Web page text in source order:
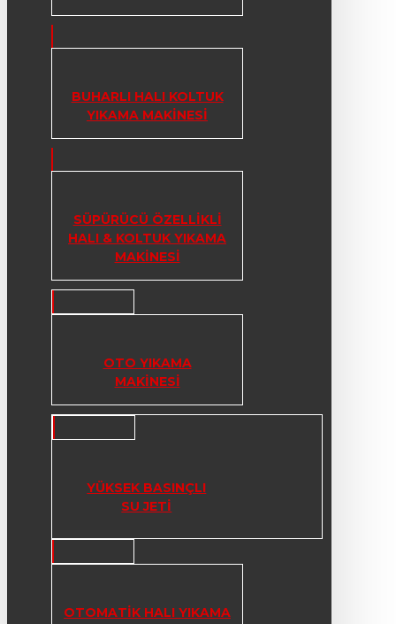
BUHARLI HALI KOLTUK
YIKAMA MAKINESI
SÜPÜRÜCÜ ÖZELLIKLI
HALI & KOLTUK YIKAMA
MAKINESI
OTO YIKAMA
MAKINESI
YÜKSEK BASINÇLI
SU JETI
OTOMATIK HALI YIKAMA